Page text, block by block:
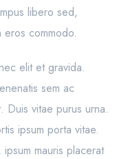
libero sed,
commodo.
elit et gravida.
sem ac
Duis vitae purus urna.
ipsum porta vitae.
mauris placerat